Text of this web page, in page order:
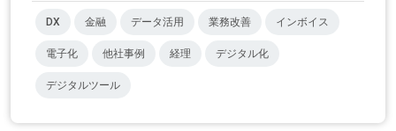
DX 金融 データ活用 業務改善 インボイス
電子化 他社事例 経理 デジタル化
デジタルツール